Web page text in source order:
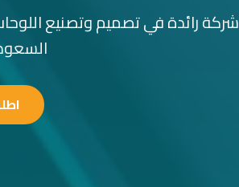
شركة رائدة في تصميم وتصنيع